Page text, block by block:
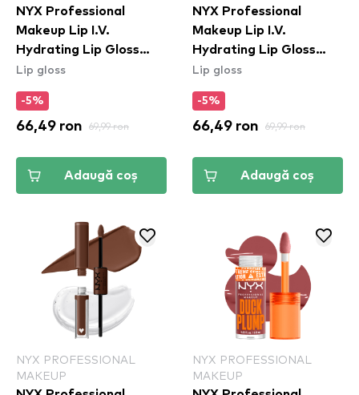
NYX Professional
Makeup Lip I.V.
Hydrating Lip Gloss
Stain - 04 Cocoa
Lip gloss
-5%
66,49 ron 69,99 ron
Adaugă coș
NYX Professional
Makeup Lip I.V.
Hydrating Lip Gloss
Stain - 13 Cranberry
Lip gloss
-5%
66,49 ron 69,99 ron
Adaugă coș
NYX PROFESSIONAL
MAKEUP
NYX PROFESSIONAL
MAKEUP